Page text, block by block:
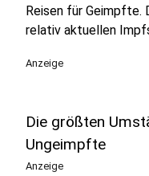
Reisen für Geimpfte.
relativ aktuellen
Anzeige
Die größten
Ungeimpfte
Anzeige